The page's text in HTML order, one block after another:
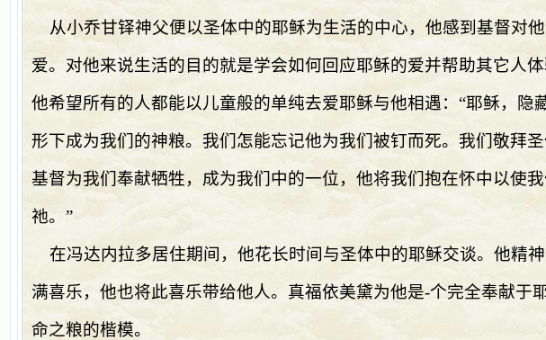
从小乔甘铎神父便以圣体中的耶稣为生活的中心，他感到基督对
爱。对他来说生活的目的就是学会如何回应耶稣的爱并帮助其它人体
他希望所有的人都能以儿童般的单纯去爱耶稣与他相遇： “耶稣，隐
形下成为我们的神粮。我们怎能忘记他为我们被钉而死。我们敬拜
基督为我们奉献牺牲，成为我们中的一位，他将我们抱在怀中以使
祂。 ”
在冯达内拉多居住期间，他花长时间与圣体中的耶稣交谈。他精
满喜乐，他也将此喜乐带给他人。真福依美黛为他是-个完全奉献于
命之粮的楷模。